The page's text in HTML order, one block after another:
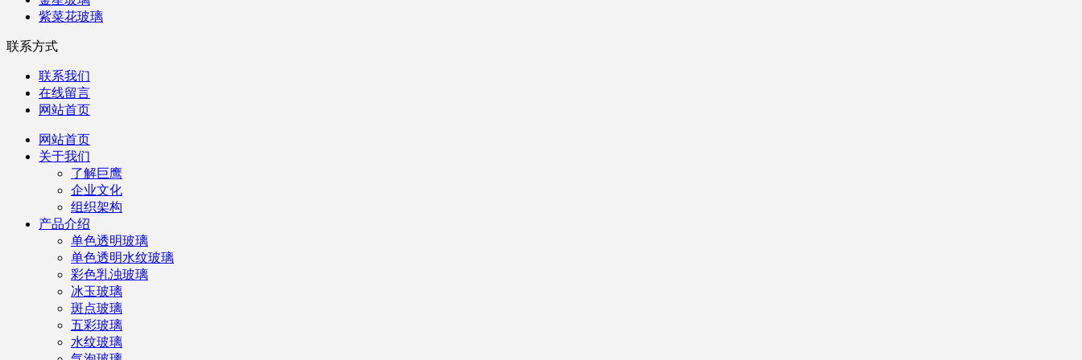
紫菜花玻璃
联系方式
联系我们
在线留言
网站首页
网站首页
关于我们
了解巨鹰
企业文化
组织架构
产品介绍
单色透明玻璃
单色透明水纹玻璃
彩色乳浊玻璃
冰玉玻璃
斑点玻璃
五彩玻璃
水纹玻璃